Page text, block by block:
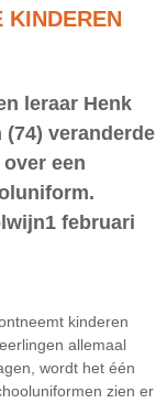
KINDEREN
leraar Henk
(74) veranderde
een
februari
kinderen
allemaal
wordt het één
zien er